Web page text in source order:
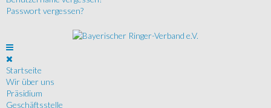
Passwort vergessen?
Startseite
Wir über uns
Präsidium
Geschäftsstelle